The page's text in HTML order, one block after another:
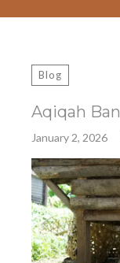
Blog
Aqiqah
January 2, 2026